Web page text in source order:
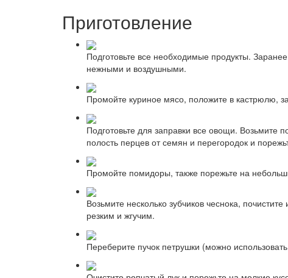
Приготовление
Подготовьте все необходимые продукты.
нежными и воздушными.
Промойте куриное мясо, положите в кастрюлю,
Подготовьте для заправки все овощи. Возьмите
полость перцев от семян и перегородок и
Промойте помидоры, также порежьте на
Возьмите несколько зубчиков чеснока,
резким и жгучим.
Переберите пучок петрушки (можно